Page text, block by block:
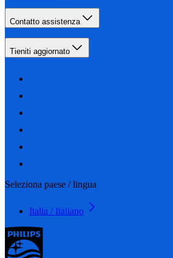
Contatto assistenza
Tieniti aggiornato
Seleziona paese / lingua
Italia / Italiano